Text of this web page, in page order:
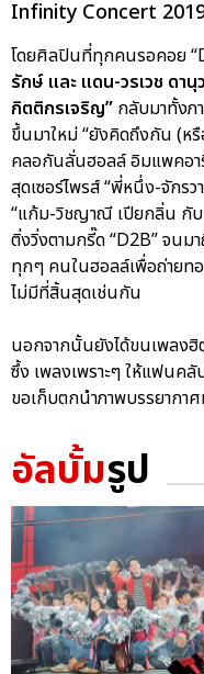
Infinity Concert
โดยศิลปินที่ทุกคนรอคอย
รักษ์ และ แดน-วรเวช ดานุ
กิตติกรเจริญ” กลับมาทั้งภ
ขึ้นมาใหม่ “ยังคิดถึงกัน (หรื
คลอกันลั่นฮอลล์ อิมแพคอ
สุดเซอร์ไพรส์ “พี่หนึ่ง-จักรว
“แก้ม-วิชญาณี เปียกลิ่น กับ
ติ่งวิ่งตามกรี๊ด “D2B” จน
ทุกๆ คนในฮอลล์เพื่อถ่ายทอ
ไม่มีที่สิ้นสุดเช่นกัน
นอกจากนั้นยังได้ขนเพลงฮิ
ซึ้ง เพลงเพราะๆ ให้แฟนค
ขอเก็บตกนำภาพบรรยากา
อัลบั้มรูป